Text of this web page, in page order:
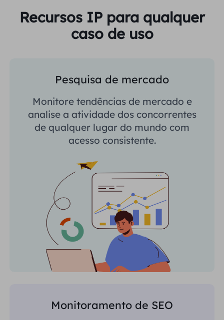
Recursos IP para qualquer
caso de uso
Pesquisa de mercado
Monitore tendências de mercado e
analise a atividade dos concorrentes
de qualquer lugar do mundo com
acesso consistente.
Monitoramento de SEO